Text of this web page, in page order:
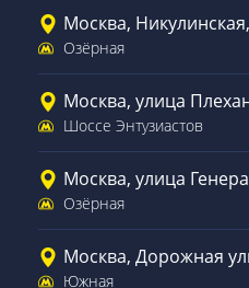
Москва,
Озёрная
Москва, улица
Шоссе Энтузиастов
Москва, улица
Озёрная
Москва, Дорожная
Южная